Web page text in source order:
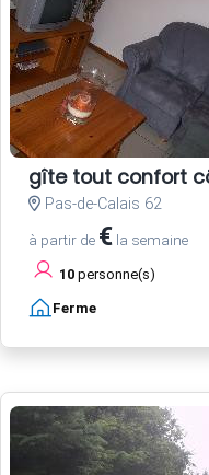
gîte tout confort
Pas-de-Calais 62
à partir de € la semaine
10 personne(s)
Ferme